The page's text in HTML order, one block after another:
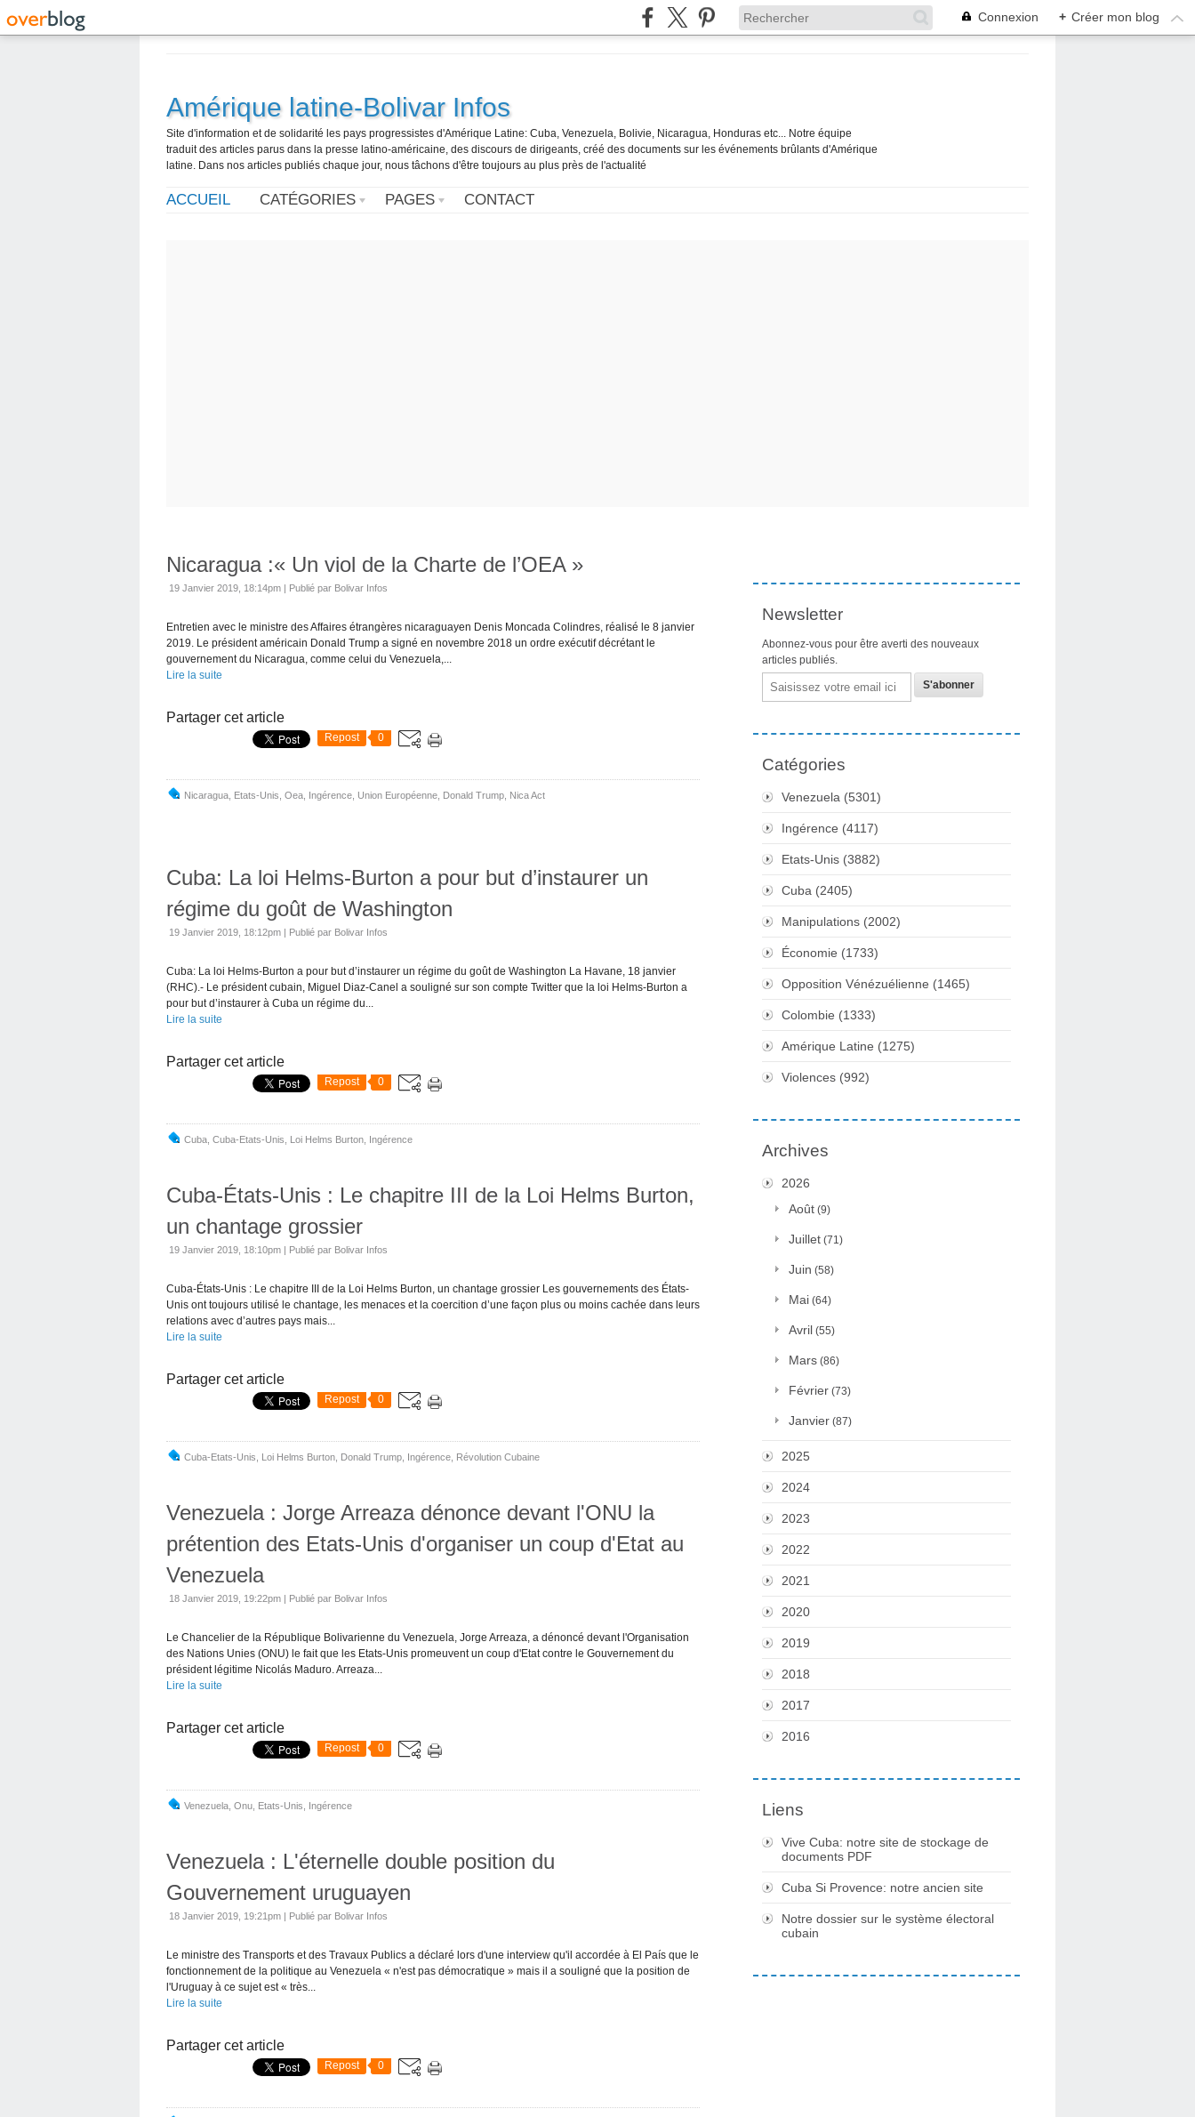
Connexion + Créer mon blog
Amérique latine-Bolivar Infos
Site d'information et de solidarité les pays progressistes d'Amérique Latine: Cuba, Venezuela, Bolivie, Nicaragua, Honduras etc... Notre équipe
traduit des articles parus dans la presse latino-américaine, des discours de dirigeants, créé des documents sur les événements brûlants d'Amérique
latine. Dans nos articles publiés chaque jour, nous tâchons d'être toujours au plus près de l'actualité
ACCUEIL CATÉGORIES PAGES CONTACT
Nicaragua :« Un viol de la Charte de l’OEA »
19 Janvier 2019, 18:14pm | Publié par Bolivar Infos
Entretien avec le ministre des Affaires étrangères nicaraguayen Denis Moncada Colindres, réalisé le 8 janvier
2019. Le président américain Donald Trump a signé en novembre 2018 un ordre exécutif décrétant le
gouvernement du Nicaragua, comme celui du Venezuela,...
Lire la suite
Partager cet article
Repost 0
Nicaragua Etats-Unis Oea Ingérence Union Européenne Donald Trump Nica Act
Cuba: La loi Helms-Burton a pour but d’instaurer un
régime du goût de Washington
19 Janvier 2019, 18:12pm | Publié par Bolivar Infos
Cuba: La loi Helms-Burton a pour but d’instaurer un régime du goût de Washington La Havane, 18 janvier
(RHC).- Le président cubain, Miguel Diaz-Canel a souligné sur son compte Twitter que la loi Helms-Burton a
pour but d’instaurer à Cuba un régime du...
Lire la suite
Partager cet article
Repost 0
Cuba Cuba-Etats-Unis Loi Helms Burton Ingérence
Cuba-États-Unis : Le chapitre III de la Loi Helms Burton,
un chantage grossier
19 Janvier 2019, 18:10pm | Publié par Bolivar Infos
Cuba-États-Unis : Le chapitre III de la Loi Helms Burton, un chantage grossier Les gouvernements des États-
Unis ont toujours utilisé le chantage, les menaces et la coercition d’une façon plus ou moins cachée dans leurs
relations avec d’autres pays mais...
Lire la suite
Partager cet article
Repost 0
Cuba-Etats-Unis Loi Helms Burton Donald Trump Ingérence Révolution Cubaine
Venezuela : Jorge Arreaza dénonce devant l'ONU la
prétention des Etats-Unis d'organiser un coup d'Etat au
Venezuela
18 Janvier 2019, 19:22pm | Publié par Bolivar Infos
Le Chancelier de la République Bolivarienne du Venezuela, Jorge Arreaza, a dénoncé devant l'Organisation
des Nations Unies (ONU) le fait que les Etats-Unis promeuvent un coup d'Etat contre le Gouvernement du
président légitime Nicolás Maduro. Arreaza...
Lire la suite
Partager cet article
Repost 0
Venezuela Onu Etats-Unis Ingérence
Venezuela : L'éternelle double position du
Gouvernement uruguayen
18 Janvier 2019, 19:21pm | Publié par Bolivar Infos
Le ministre des Transports et des Travaux Publics a déclaré lors d'une interview qu'il accordée à El País que le
fonctionnement de la politique au Venezuela « n'est pas démocratique » mais il a souligné que la position de
l'Uruguay à ce sujet est « très...
Lire la suite
Partager cet article
Repost 0
Newsletter
Abonnez-vous pour être averti des nouveaux
articles publiés.
Email
Catégories
Venezuela (5301)
Ingérence (4117)
Etats-Unis (3882)
Cuba (2405)
Manipulations (2002)
Économie (1733)
Opposition Vénézuélienne (1465)
Colombie (1333)
Amérique Latine (1275)
Violences (992)
Archives
2026
Août (9)
Juillet (71)
Juin (58)
Mai (64)
Avril (55)
Mars (86)
Février (73)
Janvier (87)
2025
2024
2023
2022
2021
2020
2019
2018
2017
2016
Liens
Vive Cuba: notre site de stockage de
documents PDF
Cuba Si Provence: notre ancien site
Notre dossier sur le système électoral
cubain